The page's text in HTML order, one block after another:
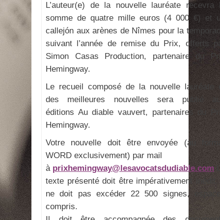
L’auteur(e) de la nouvelle lauréate recevra
somme de quatre mille euros (4 000 €) et
callejón aux arènes de Nîmes pour la
suivant l’année de remise du Prix, offerts
Simon Casas Production, partenaire du
Hemingway.
Le recueil composé de la nouvelle lauréate
des meilleures nouvelles sera publié
éditions Au diable vauvert, partenaires du
Hemingway.
Votre nouvelle doit être envoyée (au
WORD exclusivement) par mail
à prixhemingway@lesavocatsdudiable.com
texte présenté doit être impérativement
ne doit pas excéder 22 500 signes,
compris.